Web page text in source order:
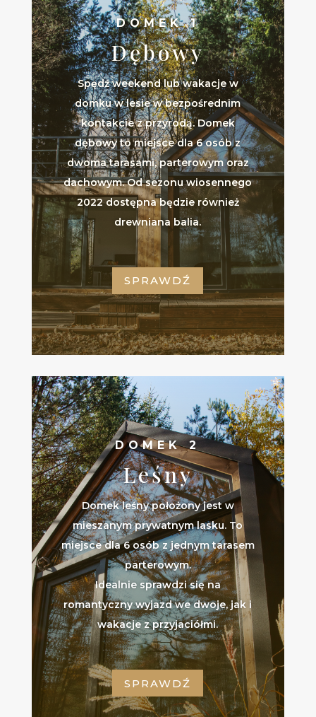
DOMEK 1
Dębowy
Spędź weekend lub wakacje w
domku w lesie w bezpośrednim
kontakcie z przyrodą. Domek
dębowy to miejsce dla 6 osób z
dwoma tarasami, parterowym oraz
dachowym. Od sezonu wiosennego
2022 dostępna będzie również
drewniana balia.
SPRAWDŹ
DOMEK 2
Leśny
Domek leśny położony jest w
mieszanym prywatnym lasku. To
miejsce dla 6 osób z jednym tarasem
parterowym.
Idealnie sprawdzi się na
romantyczny wyjazd we dwoje, jak i
wakacje z przyjaciółmi.
SPRAWDŹ